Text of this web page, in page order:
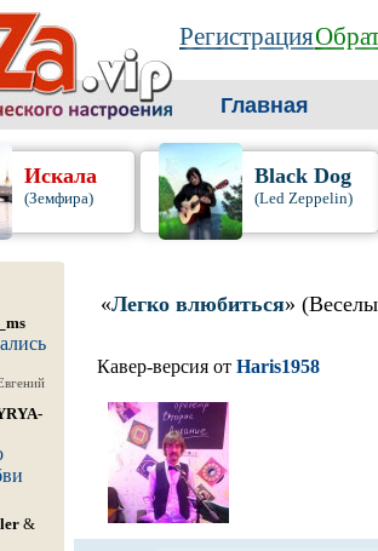
Регистрация
Главная
Искала
(Земфира)
Black Dog
(Led Zeppelin)
&
«Легко влюбиться»
Кавер-версия от Haris1958